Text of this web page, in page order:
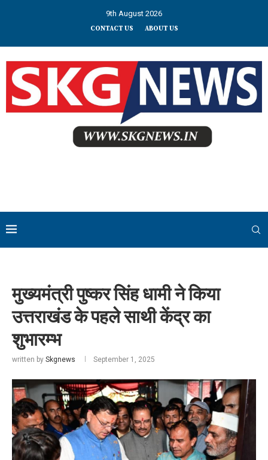
9th August 2026
CONTACT US ABOUT US
मुख्यमंत्री पुष्कर सिंह धामी ने किया
उत्तराखंड के पहले साथी केंद्र का
शुभारम्भ
written by Skgnews September 1, 2025